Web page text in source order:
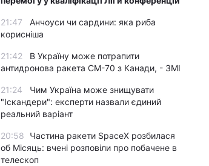
21:47
Анчоуси чи сардини: яка риба
корисніша
21:42
В Україну може потрапити
антидронова ракета CM-70 з Канади, - ЗМІ
21:24
Чим Україна може знищувати
"Іскандери": експерти назвали єдиний
реальний варіант
20:58
Частина ракети SpaceX розбилася
об Місяць: вчені розповіли про побачене в
телескоп